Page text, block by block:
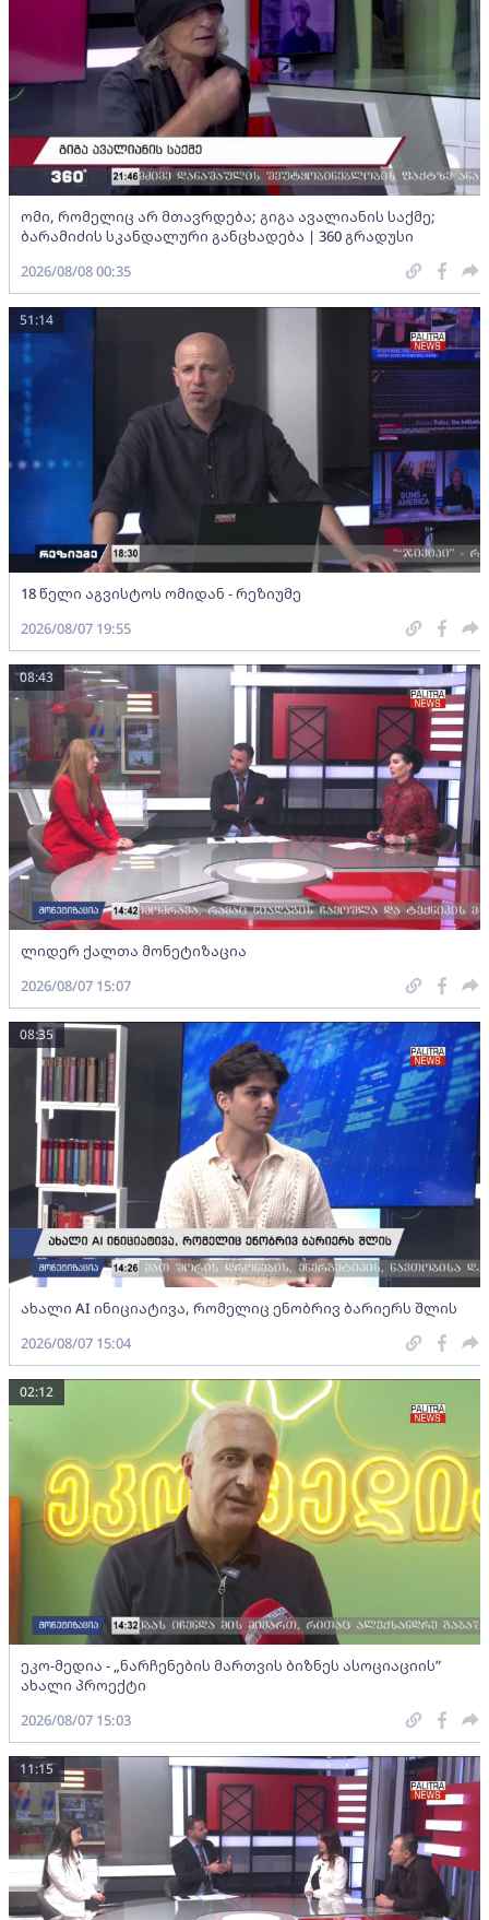
ომი, რომელიც არ მთავრდება; გიგა ავალიანის საქმე;
ბარამიძის სკანდალური განცხადება | 360 გრადუსი
2026/08/08 00:35
18 წელი აგვისტოს ომიდან - რეზიუმე
51:14
2026/08/07 19:55
ლიდერ ქალთა მონეტიზაცია
08:43
2026/08/07 15:07
ახალი AI ინიციატივა, რომელიც ენობრივ ბარიერს შლის
08:35
2026/08/07 15:04
ეკო-მედია - „ნარჩენების მართვის ბიზნეს ასოციაციის”
ახალი პროექტი
02:12
2026/08/07 15:03
11:15